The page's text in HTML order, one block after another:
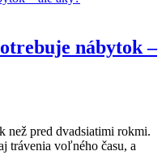
nábytok –
než pred dvadsiatimi rokmi.
trávenia voľného času, a